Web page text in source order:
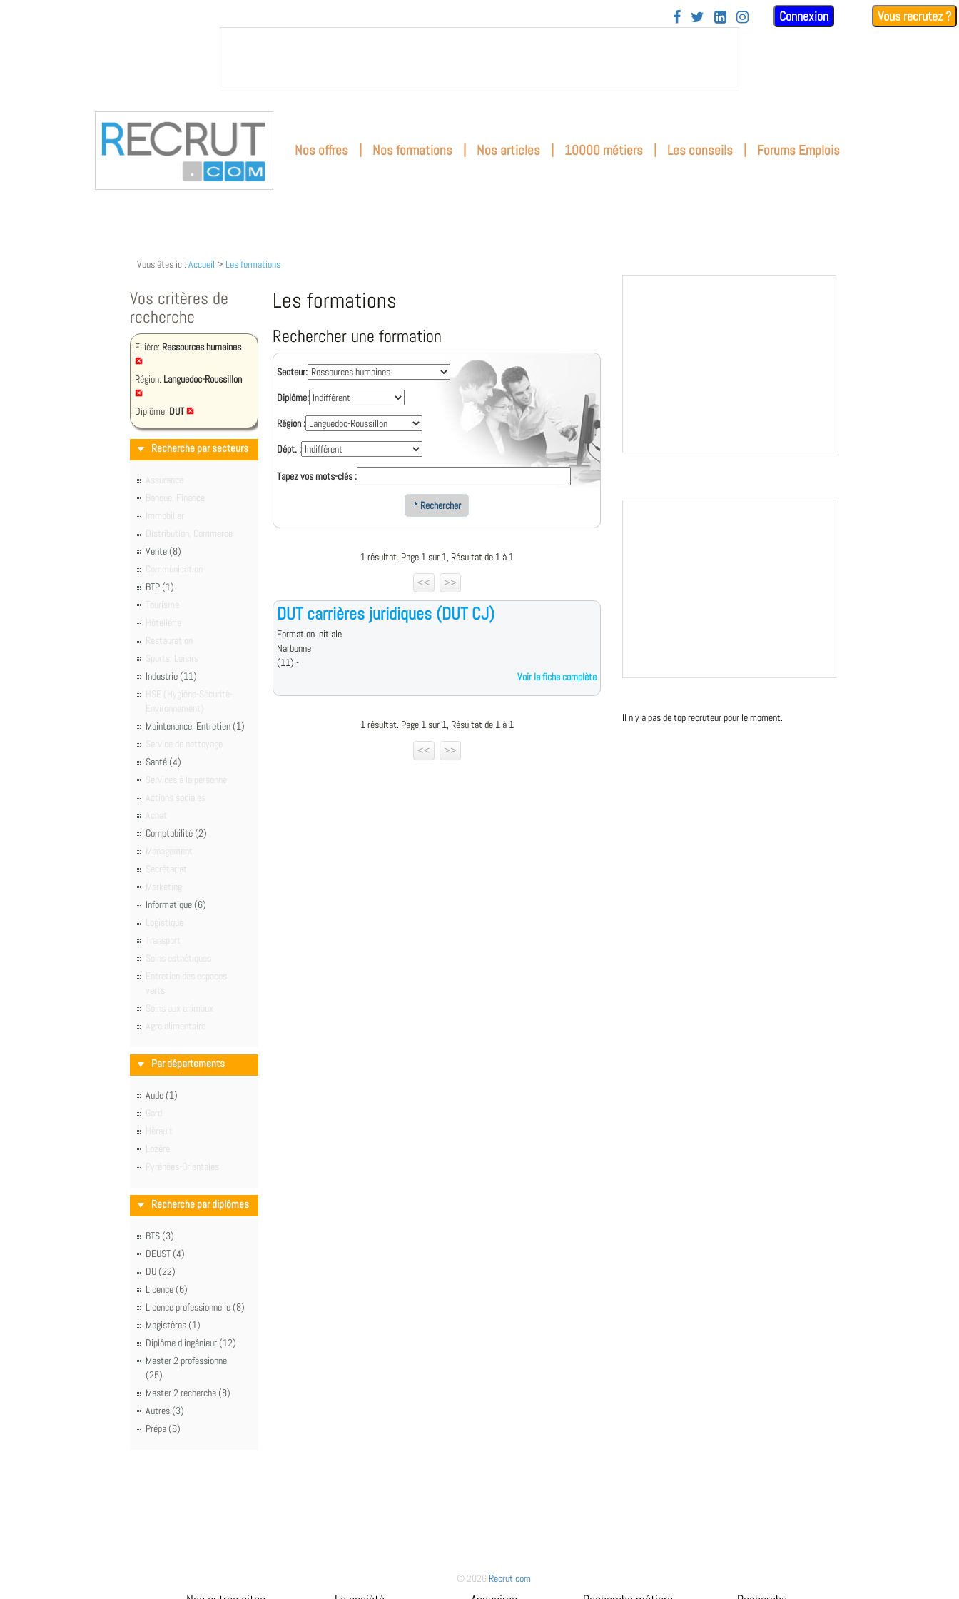
    Connexion Vous recrutez ?
Nos offres | Nos formations | Nos articles | 10000 métiers | Les conseils | Forums Emplois
Vous êtes ici: Accueil > Les formations
Vos critères de
recherche
Filière: Ressources humaines
Région: Languedoc-Roussillon
Diplôme: DUT
Recherche par secteurs
Assurance
Banque, Finance
Immobilier
Distribution, Commerce
Vente (8)
Communication
BTP (1)
Tourisme
Hôtellerie
Restauration
Sports, Loisirs
Industrie (11)
HSE (Hygiène-Sécurité-
Environnement)
Maintenance, Entretien (1)
Service de nettoyage
Santé (4)
Services à la personne
Actions sociales
Achat
Comptabilité (2)
Management
Secrétariat
Marketing
Informatique (6)
Logistique
Transport
Soins esthétiques
Entretien des espaces
verts
Soins aux animaux
Agro alimentaire
Par départements
Aude (1)
Gard
Hérault
Lozère
Pyrénées-Orientales
Recherche par diplômes
BTS (3)
DEUST (4)
DU (22)
Licence (6)
Licence professionnelle (8)
Magistères (1)
Diplôme d'ingénieur (12)
Master 2 professionnel
(25)
Master 2 recherche (8)
Autres (3)
Prépa (6)
Les formations
Rechercher une formation
Secteur:
Diplôme:
Région :
Dépt. :
Tapez vos mots-clés :
Rechercher
1 résultat. Page 1 sur 1, Résultat de 1 à 1
<<
>>
DUT carrières juridiques (DUT CJ)
Formation initiale
Narbonne
(11) -
Voir la fiche complète
1 résultat. Page 1 sur 1, Résultat de 1 à 1
<<
>>
Il n'y a pas de top recruteur pour le moment.
© 2026 Recrut.com